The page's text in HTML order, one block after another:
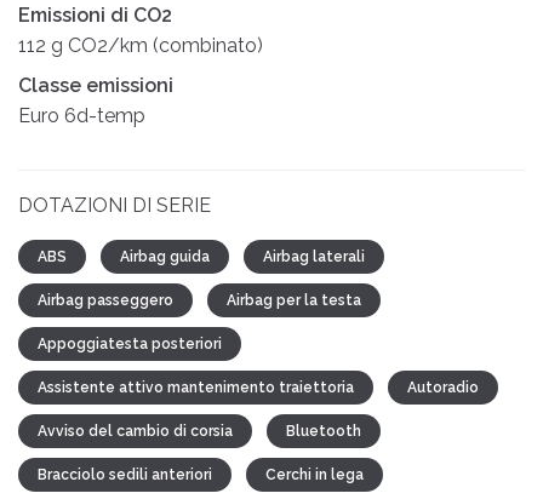
Emissioni di CO2
112 g CO2/km (combinato)
Classe emissioni
Euro 6d-temp
DOTAZIONI DI SERIE
ABS Airbag guida Airbag laterali
Airbag passeggero Airbag per la testa
Appoggiatesta posteriori
Assistente attivo mantenimento traiettoria Autoradio
Avviso del cambio di corsia Bluetooth
Bracciolo sedili anteriori Cerchi in lega